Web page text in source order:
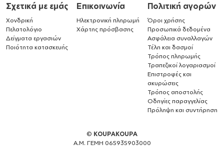
Σχετικά με εμάς
Χονδρική
Πελατολόγιο
Δείγματα εργασιών
Ποιότητα κατασκευής
Επικοινωνία
Ηλεκτρονική πληρωμή
Χάρτης πρόσβασης
Πολιτική αγορών
Όροι χρήσης
Προσωπικά δεδομένα
Ασφάλεια συναλλαγών
Τέλη και δασμοί
Τρόπος πληρωμής
Τραπεζικοί λογαριασμοί
Επιστροφές και
ακυρώσεις
Τρόπος αποστολής
Οδηγίες παραγγελίας
Πρόληψη και συντήρηση
© KOUPAKOUPA
Α.Μ. ΓΕΜΗ 065935903000